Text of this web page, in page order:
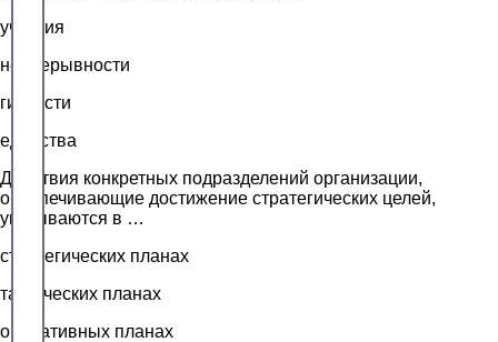
участия
непрерывности
гибкости
единства
Действия конкретных подразделений организации,
обеспечивающие достижение стратегических целей,
указываются в …
стратегических планах
тактических планах
оперативных планах